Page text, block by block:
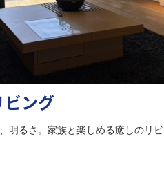
ング
明るさ。家族と楽しめる癒しのリ